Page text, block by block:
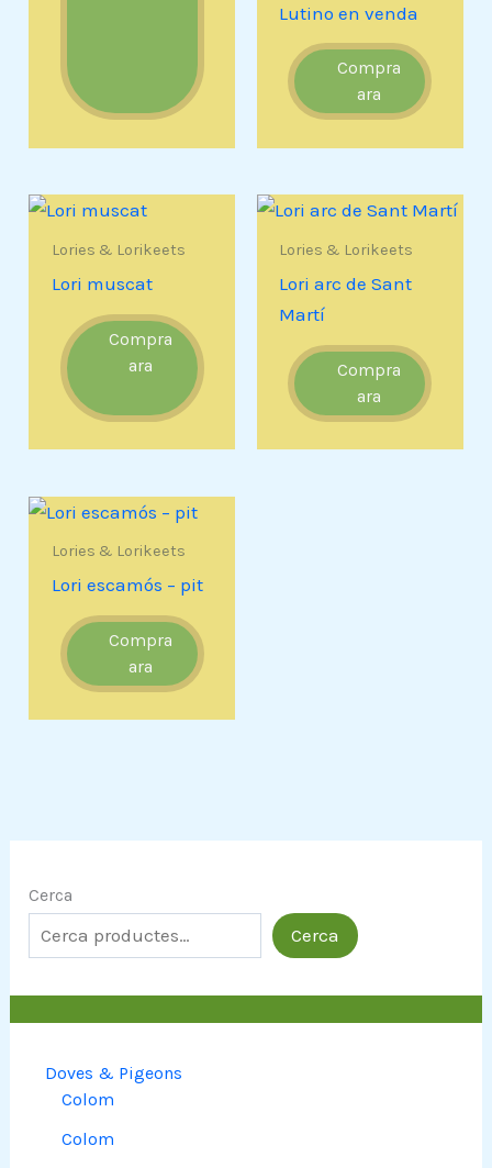
Cerca
Cerca
Doves & Pigeons
Colom
Colom
Lutino en venda
Compra
ara
Lories & Lorikeets
Lori muscat
Compra
ara
Lories & Lorikeets
Lori arc de Sant
Martí
Compra
ara
Lories & Lorikeets
Lori escamós – pit
Compra
ara